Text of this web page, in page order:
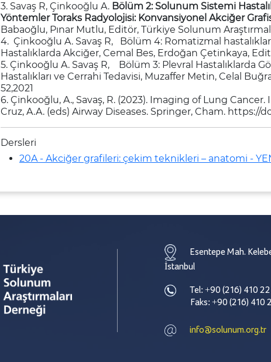
3. Savaş R, Çinkooğlu A. Bölüm 2: Solunum Sistemi
Yöntemler Toraks Radyolojisi: Konvansiyonel Akciğer
Babaoğlu, Pınar Mutlu, Editör, Türkiye Solunum
4. Çinkooğlu A. Savaş R, Bölüm 4: Romatizmal
Hastalıklarda Akciğer, Cemal Bes, Erdoğan Çetinkaya,
5. Çinkooğlu A. Savaş R, Bölüm 3: Plevral Hastalıklarda
Hastalıkları ve Cerrahi Tedavisi, Muzaffer Metin, Celal
52,2021
6. Çinkooğlu, A., Savaş, R. (2023). Imaging of Lung Cancer.
Cruz, A.A. (eds) Airway Diseases. Springer, Cham. https://
Dersleri
20A - Akciğer grafileri: çekim teknikleri – anatomi -
Esentepe Mah.
İstanbul
Tel: +90 (216) 410
Faks: +90 (216) 410
info@solunum.org.tr